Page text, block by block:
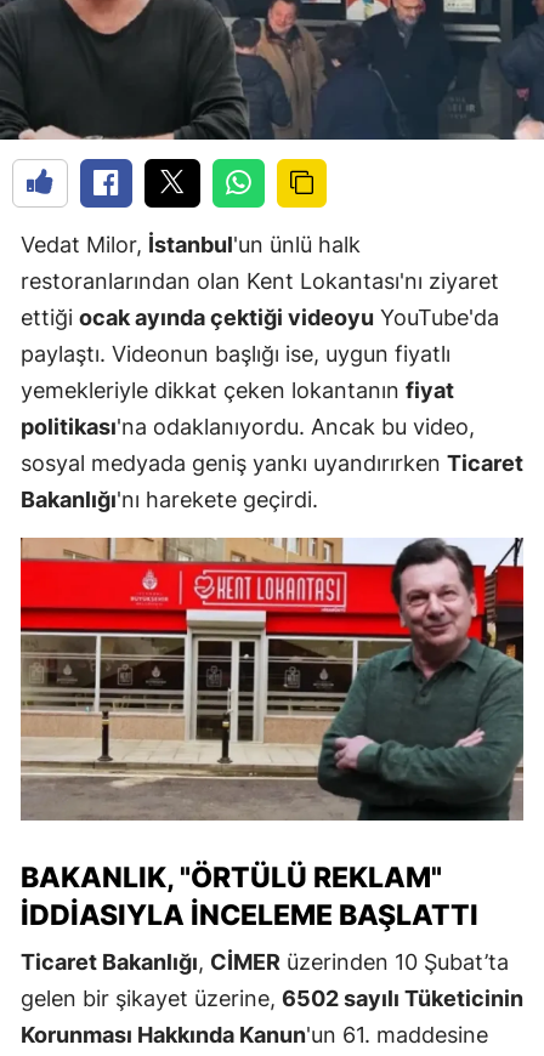
Vedat Milor, İstanbul'un ünlü halk
restoranlarından olan Kent Lokantası'nı ziyaret
ettiği ocak ayında çektiği videoyu YouTube'da
paylaştı. Videonun başlığı ise, uygun fiyatlı
yemekleriyle dikkat çeken lokantanın fiyat
politikası'na odaklanıyordu. Ancak bu video,
sosyal medyada geniş yankı uyandırırken Ticaret
Bakanlığı'nı harekete geçirdi.
BAKANLIK, "ÖRTÜLÜ REKLAM"
İDDIASIYLA İNCELEME BAŞLATTI
Ticaret Bakanlığı, CİMER üzerinden 10 Şubat’ta
gelen bir şikayet üzerine, 6502 sayılı Tüketicinin
Korunması Hakkında Kanun'un 61. maddesine